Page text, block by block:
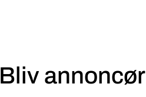
Bliv annoncør